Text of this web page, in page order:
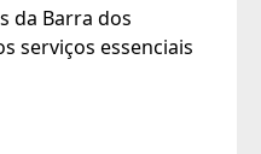
da Barra dos
serviços essenciais